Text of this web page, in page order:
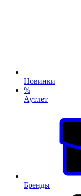
Новинки
%
Аутлет
Бренды